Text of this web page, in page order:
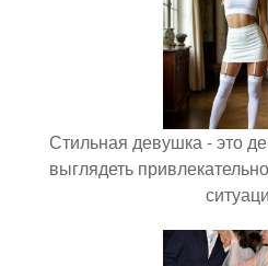
Стильная девушка - это
выглядеть